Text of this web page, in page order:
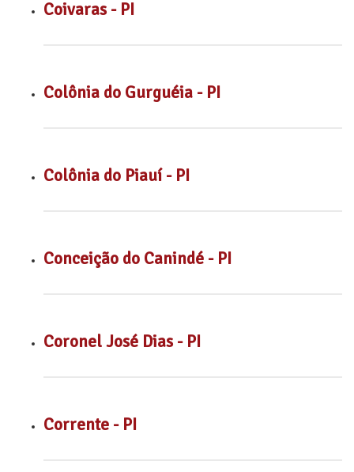
Coivaras - PI
Colônia do Gurguéia - PI
Colônia do Piauí - PI
Conceição do Canindé - PI
Coronel José Dias - PI
Corrente - PI